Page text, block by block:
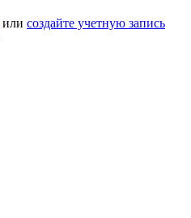
или создайте учетную запись